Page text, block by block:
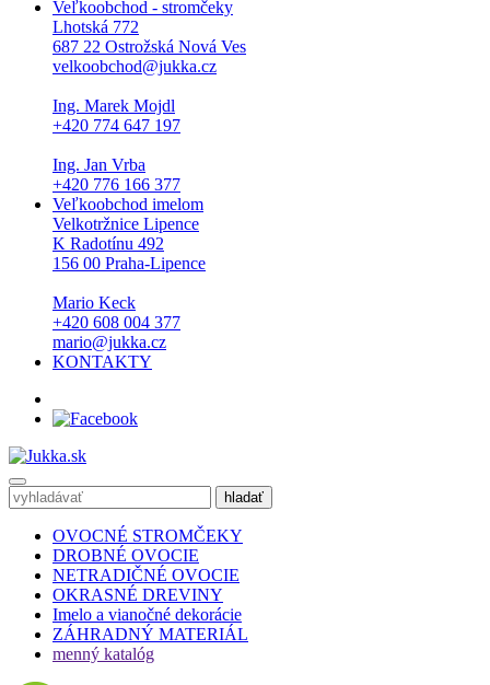
Veľkoobchod - stromčeky
Lhotská 772
687 22 Ostrožská Nová Ves
velkoobchod@jukka.cz
Ing. Marek Mojdl
+420 774 647 197
Ing. Jan Vrba
+420 776 166 377
Veľkoobchod imelom
Velkotržnice Lipence
K Radotínu 492
156 00 Praha-Lipence
Mario Keck
+420 608 004 377
mario@jukka.cz
KONTAKTY
OVOCNÉ STROMČEKY
DROBNÉ OVOCIE
NETRADIČNÉ OVOCIE
OKRASNÉ DREVINY
Imelo a vianočné dekorácie
ZÁHRADNÝ MATERIÁL
menný katalóg